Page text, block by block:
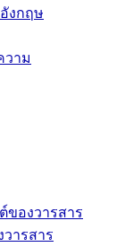
งกฤษ
วาม
ของวารสาร
ารสาร